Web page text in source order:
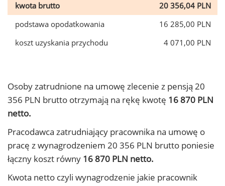
kwota brutto
20 356,04 PLN
podstawa opodatkowania
16 285,00 PLN
koszt uzyskania przychodu
4 071,00 PLN
Osoby zatrudnione na umowę zlecenie z pensją 20
356 PLN brutto otrzymają na rękę kwotę 16 870 PLN
netto.
Pracodawca zatrudniający pracownika na umowę o
pracę z wynagrodzeniem 20 356 PLN brutto poniesie
łączny koszt równy 16 870 PLN netto.
Kwota netto czyli wynagrodzenie jakie pracownik